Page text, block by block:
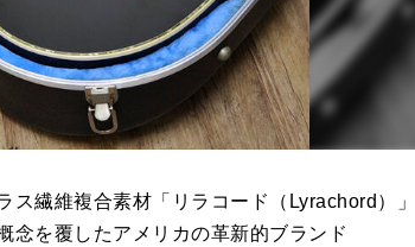
繊維複合素材「リラコード（Lyrachord）」
念を覆したアメリカの革新的ブランド